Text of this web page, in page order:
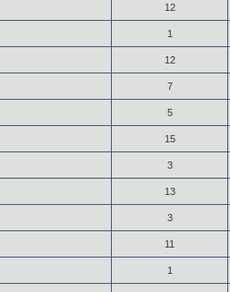
12
1
12
7
5
15
3
13
3
11
1